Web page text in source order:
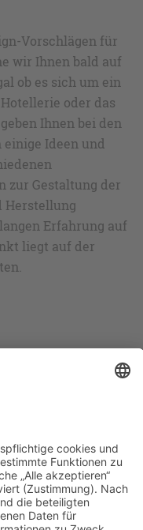
Vorschlägen für
wir Ihnen bald auf
ob es sich um ein
oder das
Ihnen bei den
Ideen und
zur Gestaltung der
Herstellung
Erfahrung auf
liegt auf der
Sie
Seiten
etwas